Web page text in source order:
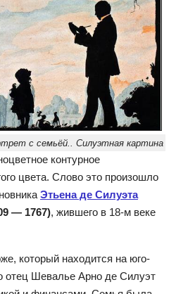
с семьёй.. Силуэтная картина
контурное
цвета. Слово это произошло
Этьена де Силуэта
— 1767), жившего в 18-м веке
который находится на юго-
отец Шевалье Арно де Силуэт